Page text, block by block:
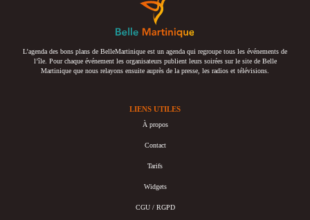
L’agenda des bons plans de BelleMartinique est un agenda qui regroupe tous les événements de
l’île. Pour chaque événement les organisateurs publient leurs soirées sur le site de Belle
Martinique que nous relayons ensuite auprès de la presse, les radios et télévisions.
LIENS UTILES
À propos
Contact
Tarifs
Widgets
CGU / RGPD